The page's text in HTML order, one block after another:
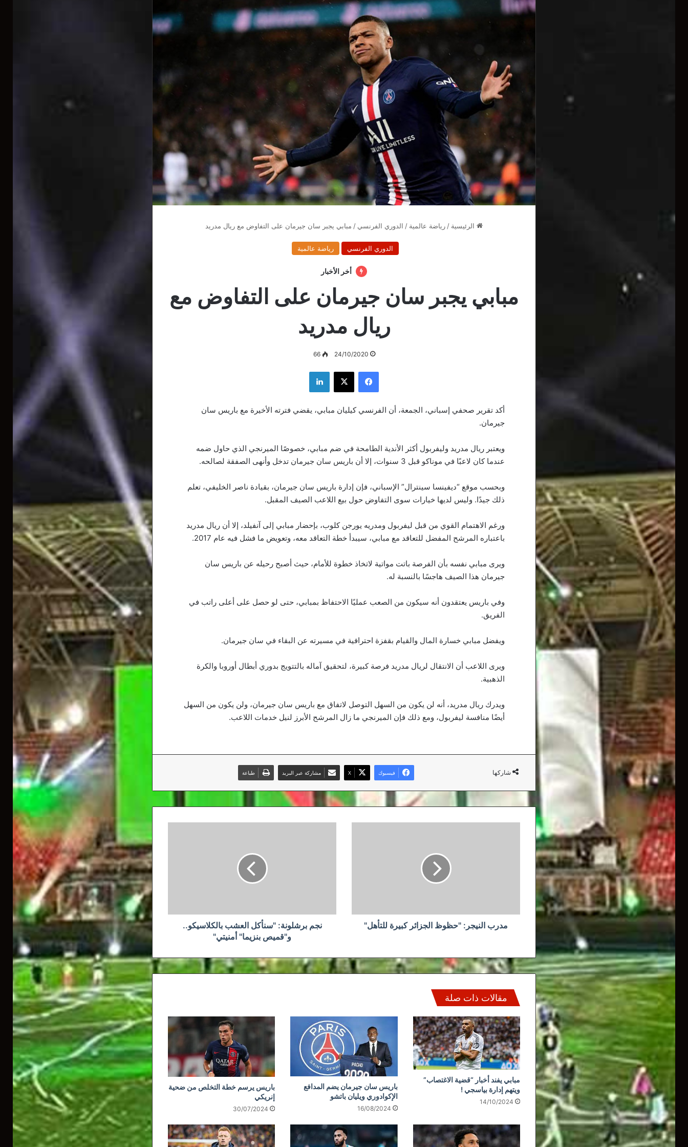
الرئيسية / رياضة عالمية / الدوري الفرنسي / مبابي يجبر سان جيرمان على التفاوض مع ريال مدريد
الدوري الفرنسي رياضة عالمية
أخر الأخبار
مبابي يجبر سان جيرمان على التفاوض مع
ريال مدريد
24/10/2020
66
فيسبوك ‫X لينكدإن
أكد تقرير صحفي إسباني، الجمعة، أن الفرنسي كيليان مبابي، يقضي فترته الأخيرة مع باريس سان
جيرمان.
ويعتبر ريال مدريد وليفربول أكثر الأندية الطامحة في ضم مبابي، خصوصًا الميرنجي الذي حاول ضمه
عندما كان لاعبًا في موناكو قبل 3 سنوات، إلا أن باريس سان جيرمان تدخل وأنهى الصفقة لصالحه.
وبحسب موقع “ديفينسا سينترال” الإسباني، فإن إدارة باريس سان جيرمان، بقيادة ناصر الخليفي، تعلم
ذلك جيدًا. وليس لديها خيارات سوى التفاوض حول بيع اللاعب الصيف المقبل.
ورغم الاهتمام القوي من قبل ليفربول ومدريه يورجن كلوب، بإحضار مبابي إلى آنفيلد، إلا أن ريال مدريد
باعتباره المرشح المفضل للتعاقد مع مبابي، سيبدأ خطة التعاقد معه، وتعويض ما فشل فيه عام 2017.
ويرى مبابي نفسه بأن الفرصة باتت مواتية لاتخاذ خطوة للأمام، حيث أصبح رحيله عن باريس سان
جيرمان هذا الصيف هاجسًا بالنسبة له.
وفي باريس يعتقدون أنه سيكون من الصعب عمليًا الاحتفاظ بمبابي، حتى لو حصل على أعلى راتب في
الفريق.
ويفضل مبابي خسارة المال والقيام بقفزة احترافية في مسيرته عن البقاء في سان جيرمان.
ويرى اللاعب أن الانتقال لريال مدريد فرصة كبيرة، لتحقيق آماله بالتتويج بدوري أبطال أوروبا والكرة
الذهبية.
ويدرك ريال مدريد، أنه لن يكون من السهل التوصل لاتفاق مع باريس سان جيرمان، ولن يكون من السهل
أيضًا منافسة ليفربول، ومع ذلك فإن الميرنجي ما زال المرشح الأبرز لنيل خدمات اللاعب.
شاركها فيسبوك ‫X مشاركة عبر البريد طباعة
مدرب النيجر: "حظوظ الجزائر كبيرة للتأهل"
نجم برشلونة: "سنأكل العشب بالكلاسيكو..
و"قميص بنزيما" أمنيتي"
مقالات ذات صلة
مبابي يفند أخبار “قضية الاغتصاب”
ويتهم إدارة بياسجي !
14/10/2024
باريس سان جيرمان يضم المدافع
الإكوادوري ويليان باتشو
16/08/2024
باريس يرسم خطة التخلص من ضحية
إنريكي
30/07/2024